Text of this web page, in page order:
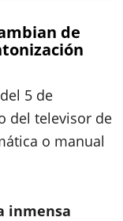
de
5 de
del televisor de
o manual
inmensa